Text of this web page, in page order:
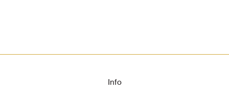
Info